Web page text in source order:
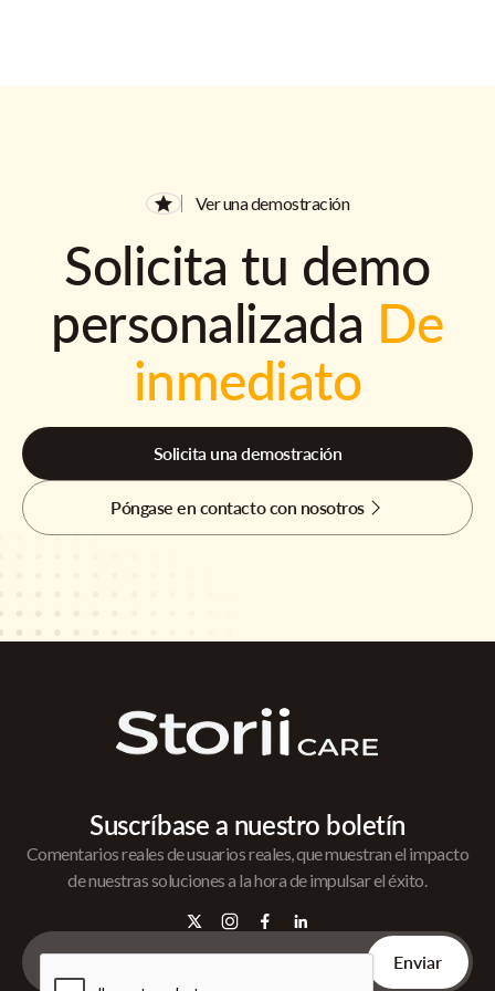
Ver una demostración
Solicita tu demo
personalizada De
inmediato
Solicita una demostración
Póngase en contacto con nosotros
Suscríbase a nuestro boletín
Comentarios reales de usuarios reales, que muestran el impacto
de nuestras soluciones a la hora de impulsar el éxito.